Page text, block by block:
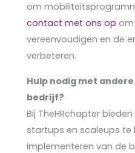
om
contact met ons op om
vereenvoudigen en de
verbeteren.
Hulp nodig met
bedrijf?
Bij TheHRchapter
startups en scaleups te
implementeren van de